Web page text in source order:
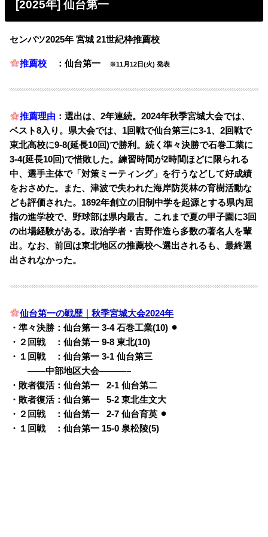
[2025年] 仙台第一
センバツ2025年 宮城 21世紀枠推薦校
推薦校 ：仙台第一 ※11月12日(火) 発表
推薦理由 ：選出は、2年連続。2024年秋季宮城大会では、
ベスト8入り。県大会では、1回戦で仙台第三に3-1、2回戦で
東北高校に9-8(延長10回)で勝利。続く準々決勝で石巻工業に
3-4(延長10回)で惜敗した。練習時間が2時間ほどに限られる
中、選手主体で「対策ミーティング」を行うなどして好成績
をおさめた。また、津波で失われた海岸防災林の育樹活動な
ども評価された。1892年創立の旧制中学を起源とする県内屈
指の進学校で、野球部は県内最古。これまで夏の甲子園に3回
の出場経験がある。政治学者・吉野作造ら多数の著名人を輩
出。なお、前回は東北地区の推薦校へ選出されるも、最終選
出されなかった。
仙台第一の戦歴｜秋季宮城大会2024年
・準々決勝：仙台第一 3-4 石巻工業(10) ⚫︎
・２回戦 ：仙台第一 9-8 東北(10)
・１回戦 ：仙台第一 3-1 仙台第三
・・——中部地区大会———–
・敗者復活：仙台第一
02-1 仙台第二
・敗者復活：仙台第一
05-2 東北生文大
・２回戦 ：仙台第一
02-7 仙台育英 ⚫︎
・１回戦 ：仙台第一 15-0 泉松陵(5)